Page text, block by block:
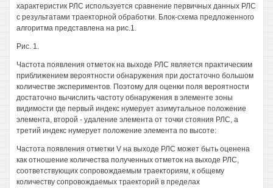
характеристик РЛС используется сравнение первичных данных РЛС
с результатами траекторной обработки. Блок-схема предложенного
алгоритма представлена на рис.1.
Рис. 1.
Частота появления отметок на выходе РЛС является практическим
приближением вероятности обнаружения при достаточно большом
количестве экспериментов. Поэтому для оценки поля вероятности
достаточно вычислить частоту обнаружения в элементе зоны
видимости где первый индекс нумерует азимутальное положение
элемента, второй - удаление элемента от точки стояния РЛС, а
третий индекс нумерует положение элемента по высоте:
Частота появления отметки V на выходе РЛС может быть оценена
как отношение количества полученных отметок на выходе РЛС,
соответствующих сопровождаемым траекториям, к общему
количеству сопровождаемых траекторий в пределах